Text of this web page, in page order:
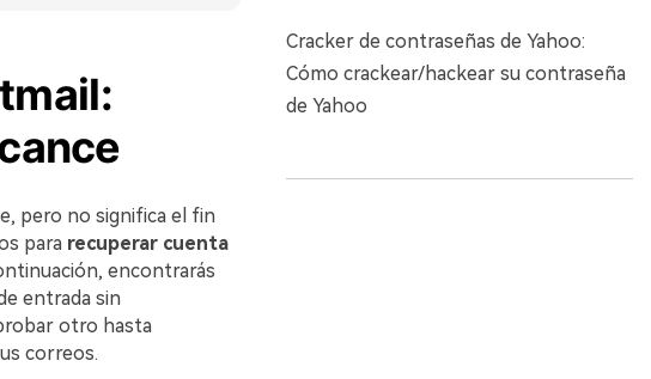
pero no significa el fin
para recuperar cuenta
encontrarás
entrada sin
otro hasta
correos.
Cracker de contraseñas de Yahoo:
Cómo crackear/hackear su contraseña
de Yahoo